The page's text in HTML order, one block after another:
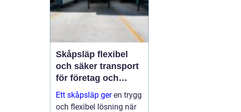
Skåpsläp flexibel
och säker transport
för företag och
privatpersoner
Ett skåpsläp geren trygg
och flexibel lösning när